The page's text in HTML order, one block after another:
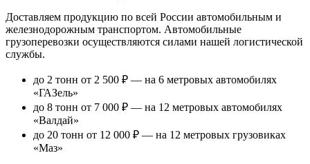
Доставляем продукцию по всей России автомобильным и
железнодорожным транспортом. Автомобильные
грузоперевозки осуществляются силами нашей логистической
службы.
до 2 тонн от 2 500 ₽ — на 6 метровых автомобилях
«ГАЗель»
до 8 тонн от 7 000 ₽ — на 12 метровых автомобилях
«Валдай»
до 20 тонн от 12 000 ₽ — на 12 метровых грузовиках
«Маз»